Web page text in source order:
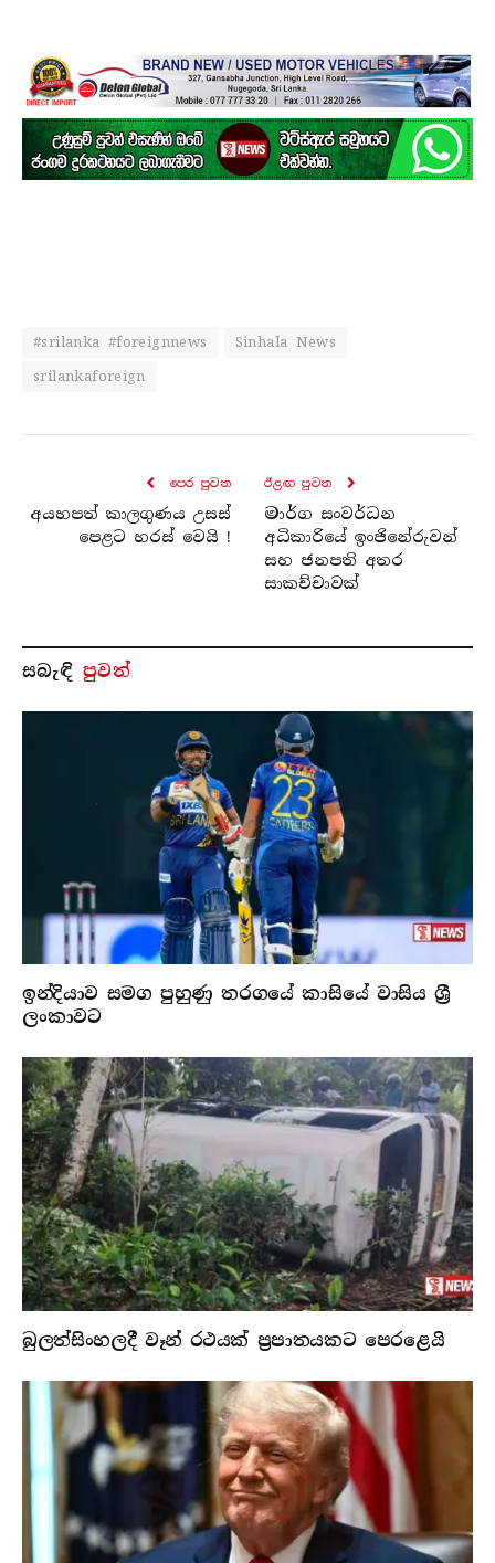
#srilanka #foreignnews
Sinhala News
srilankaforeign
පෙර පුව​ත
අයහපත් කාලගුණය උසස්
පෙළට හරස් වෙයි !
ඊළඟ පුව​ත
මාර්ග සංවර්ධන
අධිකාරියේ ඉංජිනේරුවන්
සහ ජනපති අතර
සාකච්චාවක්
සබැ​ඳි පුවත්
ඉන්දියාව සමග පුහුණු තරගයේ කාසියේ වාසිය ශ්‍රී
ලංකාවට
බුලත්සිංහලදී වෑන් රථයක් ප්‍රපාතයකට පෙරළෙයි